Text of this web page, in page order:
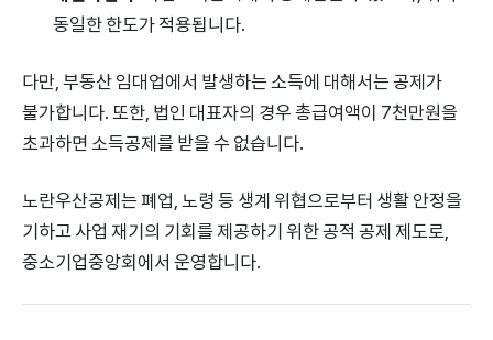
동일한 한도가 적용됩니다.
다만, 부동산 임대업에서 발생하는 소득에 대해서는 공제가
불가합니다. 또한, 법인 대표자의 경우 총급여액이 7천만원을
초과하면 소득공제를 받을 수 없습니다.
노란우산공제는 폐업, 노령 등 생계 위협으로부터 생활 안정을
기하고 사업 재기의 기회를 제공하기 위한 공적 공제 제도로,
중소기업중앙회에서 운영합니다.